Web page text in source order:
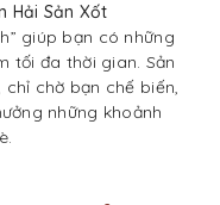
Hải Sản Xốt
giúp bạn có những
tối đa thời gian. Sản
chờ bạn chế biến,
những khoảnh